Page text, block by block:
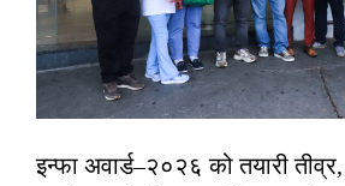
इन्फा अवार्ड–२०२६ को तयारी